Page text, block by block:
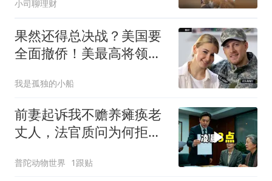
小司聊理财
果然还得总决战？美国要
全面撤侨！美最高将领：
我是孤独的小船
前妻起诉我不赡养瘫痪老
丈人，法官质问为何拒不
普陀动物世界 1跟贴